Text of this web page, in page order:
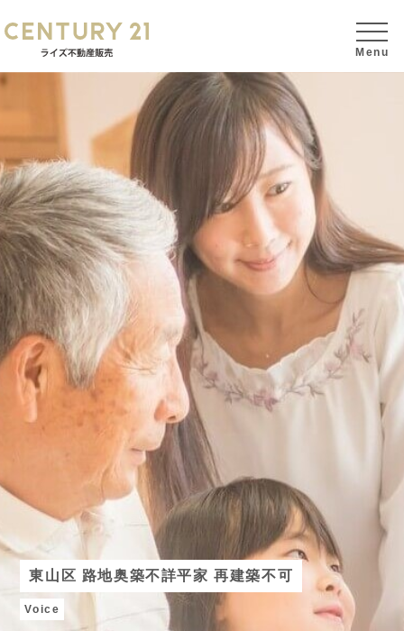
東山区 路地奥築不詳平家 再建築不可
Voice